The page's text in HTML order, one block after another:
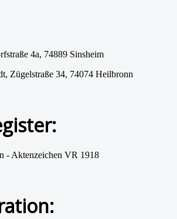
4a, 74889 Sinsheim
Zügelstraße 34, 74074 Heilbronn
- Aktenzeichen VR 1918